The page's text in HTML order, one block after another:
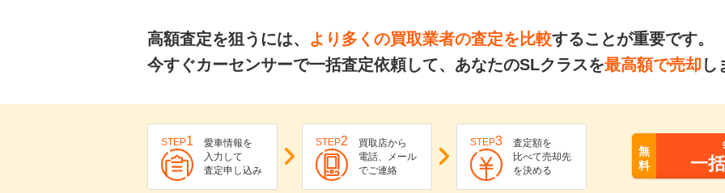
高額査定を狙うには、 より多くの買取業者の査定を比較することが重要です。
今すぐカーセンサーで一括査定依頼して、あなたのSLクラスを最高額で売却 し
STEP1
愛車情報を
入力して
査定申し込み
STEP2
買取店から
電話、メール
でご連絡
STEP3
査定額を
比べて売却先
を決める
無
料
一